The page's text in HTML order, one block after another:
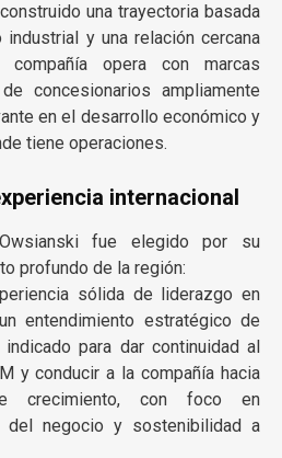
una trayectoria basada
industrial y una relación cercana
opera con marcas
concesionarios ampliamente
en el desarrollo económico y
tiene operaciones.
internacional
fue elegido por su
profundo de la región:
sólida de liderazgo en
entendimiento estratégico de
para dar continuidad al
y conducir a la compañía hacia
crecimiento, con foco en
del negocio y sostenibilidad a